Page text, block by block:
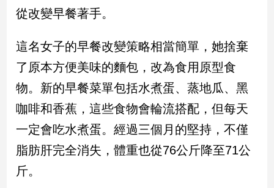
點
民
國
會
點
觀
點
兩
從改變早餐著手。
這名女子的早餐改變策略相當簡單，她捨棄
了原本方便美味的麵包，改為食用原型食
物。新的早餐菜單包括水煮蛋、蒸地瓜、黑
咖啡和香蕉，這些食物會輪流搭配，但每天
一定會吃水煮蛋。經過三個月的堅持，不僅
脂肪肝完全消失，體重也從76公斤降至71公
斤。